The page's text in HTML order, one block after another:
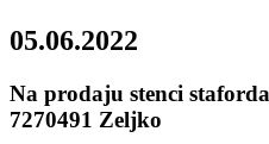
05.06.2022
Na prodaju stenci
7270491 Zeljko